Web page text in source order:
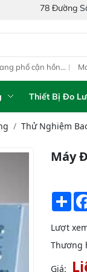
Đường Số 1A, Khu
phổ cận hồng
Thiết Bị Đo
Thử Nghiệm
Máy
Lượt
Thương
Giá: